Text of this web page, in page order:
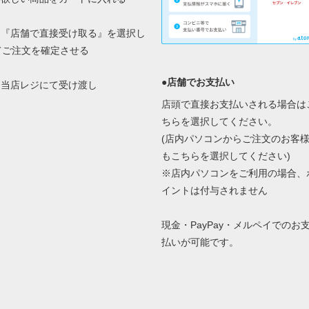
店舗で直接受け取る』を選択し
ご注文を確定させる
店レジにて受け渡し
●店舗でお支払い
店頭で直接お支払いされる場合は
ちらを選択してください。
(店内パソコンからご注文のお客様
もこちらを選択してください)
※店内パソコンをご利用の場合、
イントは付与されません
現金・PayPay・メルペイでのお
払いが可能です。